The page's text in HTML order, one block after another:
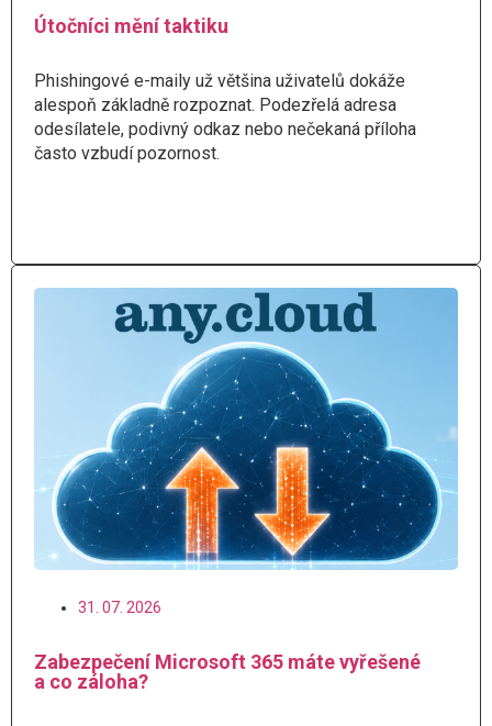
Útočníci mění taktiku
Phishingové e-maily už většina uživatelů dokáže
alespoň základně rozpoznat. Podezřelá adresa
odesílatele, podivný odkaz nebo nečekaná příloha
často vzbudí pozornost.
31. 07. 2026
Zabezpečení Microsoft 365 máte vyřešené
a co záloha?